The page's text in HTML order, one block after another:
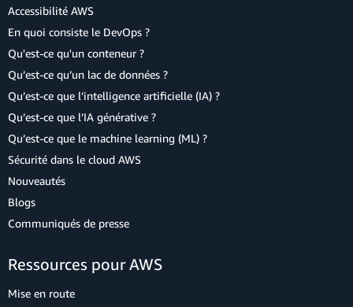
Accessibilité AWS
En quoi consiste le DevOps ?
Qu'est-ce qu'un conteneur ?
Qu’est-ce qu’un lac de données ?
Qu’est-ce que l’intelligence artificielle (IA) ?
Qu’est-ce que l’IA générative ?
Qu’est-ce que le machine learning (ML) ?
Sécurité dans le cloud AWS
Nouveautés
Blogs
Communiqués de presse
Ressources pour AWS
Mise en route